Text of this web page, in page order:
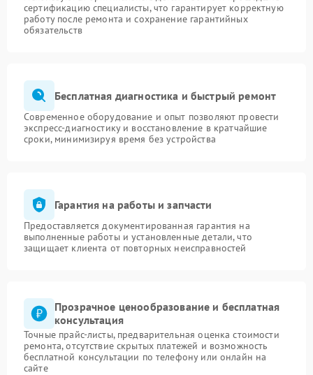
Адрес: ул. Чаянова 18
сертификацию специалисты, что гарантирует корректную
работу после ремонта и сохранение гарантийных
обязательств
Бесплатная диагностика и быстрый ремонт
Современное оборудование и опыт позволяют провести
экспресс-диагностику и восстановление в кратчайшие
сроки, минимизируя время без устройства
Гарантия на работы и запчасти
Предоставляется документированная гарантия на
выполненные работы и установленные детали, что
защищает клиента от повторных неисправностей
Прозрачное ценообразование и бесплатная
консультация
Точные прайс-листы, предварительная оценка стоимости
ремонта, отсутствие скрытых платежей и возможность
бесплатной консультации по телефону или онлайн на
сайте